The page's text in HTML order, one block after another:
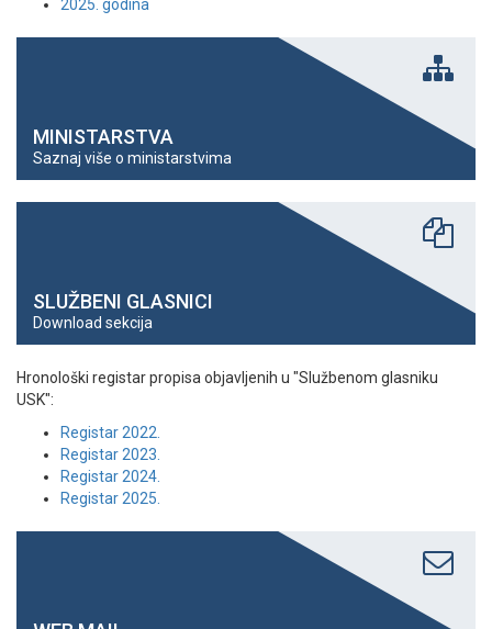
2025. godina
MINISTARSTVA
Saznaj više o ministarstvima
SLUŽBENI GLASNICI
Download sekcija
Hronološki registar propisa objavljenih u "Službenom glasniku
USK":
Registar 2022.
Registar 2023.
Registar 2024.
Registar 2025.